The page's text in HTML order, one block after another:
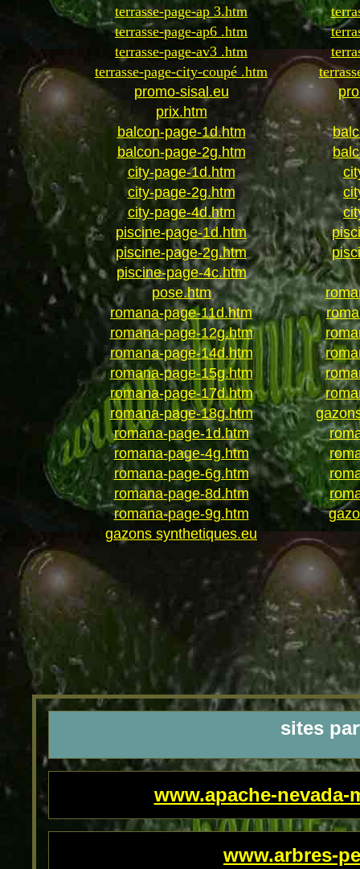
terrasse-page-ap 3.htm
terrasse-page-ap6 .htm
terrasse-page-av3 .htm
terrasse-page-city-coupé .htm
promo-sisal.eu
prix.htm
balcon-page-1d.htm
balcon-page-2g.htm
city-page-1d.htm
city-page-2g.htm
city-page-4d.htm
piscine-page-1d.htm
piscine-page-2g.htm
piscine-page-4c.htm
pose.htm
romana-page-11d.htm
romana-page-12g.htm
romana-page-14d.htm
romana-page-15g.htm
romana-page-17d.htm
romana-page-18g.htm
romana-page-1d.htm
romana-page-4g.htm
romana-page-6g.htm
romana-page-8d.htm
romana-page-9g.htm
gazons synthetiques.eu
sites
www.apache-nevada-
www.arbres-